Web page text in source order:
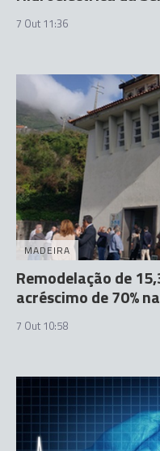
7 Out 11:36
MADEIRA
Remodelação de
acréscimo de 70%
7 Out 10:58